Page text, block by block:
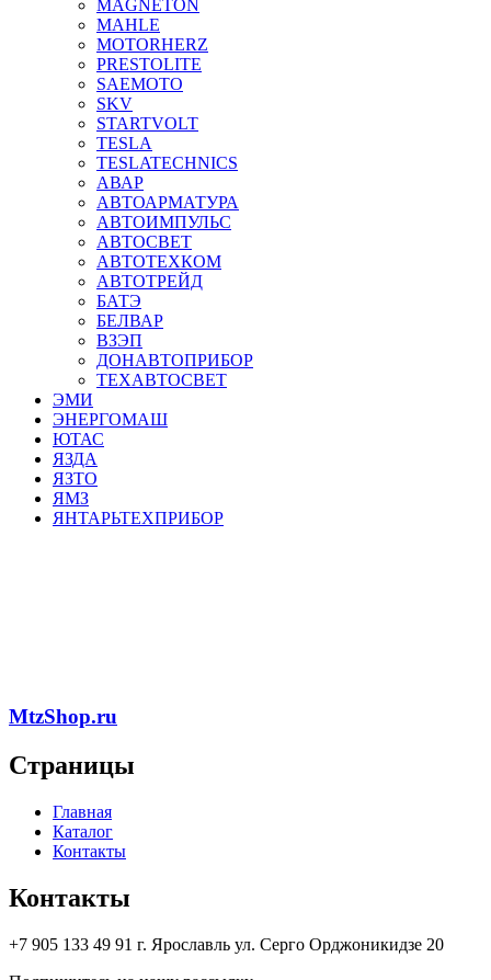
MAGNETON
MAHLE
MOTORHERZ
PRESTOLITE
SAEMOTO
SKV
STARTVOLT
TESLA
TESLATECHNICS
АВАР
АВТОАРМАТУРА
АВТОИМПУЛЬС
АВТОСВЕТ
АВТОТЕХКОМ
АВТОТРЕЙД
БАТЭ
БЕЛВАР
ВЗЭП
ДОНАВТОПРИБОР
ТЕХАВТОСВЕТ
ЭМИ
ЭНЕРГОМАШ
ЮТАС
ЯЗДА
ЯЗТО
ЯМЗ
ЯНТАРЬТЕХПРИБОР
MtzShop.ru
Страницы
Главная
Каталог
Контакты
Контакты
+7 905 133 49 91 г. Ярославль ул. Серго Орджоникидзе 20